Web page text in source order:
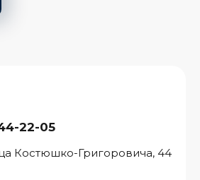
22-05
Костюшко-Григоровича, 44